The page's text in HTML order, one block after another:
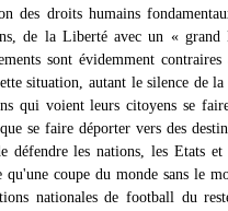
des droits humains
de la Liberté avec un «
sont évidemment
situation, autant le silence de
qui voient leurs citoyens se
se faire déporter vers des
défendre les nations, les Etats
qu'une coupe du monde sans le
nationales de football du